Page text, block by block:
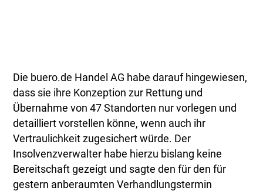
Die buero.de Handel AG habe darauf hingewiesen,
dass sie ihre Konzeption zur Rettung und
Übernahme von 47 Standorten nur vorlegen und
detailliert vorstellen könne, wenn auch ihr
Vertraulichkeit zugesichert würde. Der
Insolvenzverwalter habe hierzu bislang keine
Bereitschaft gezeigt und sagte den für den für
gestern anberaumten Verhandlungstermin